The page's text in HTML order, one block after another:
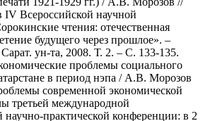
IV Всероссийской научной
чтения: отечественная
будущего через прошлое». –
ун-та, 2008. Т. 2. – С. 133-135.
проблемы социального
в период нэпа / А.В. Морозов
современной экономической
третьей международной
научно-практической конференции: в 2